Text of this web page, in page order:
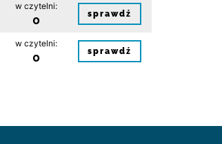
w czytelni:
0 sprawdź
w czytelni:
0 sprawdź